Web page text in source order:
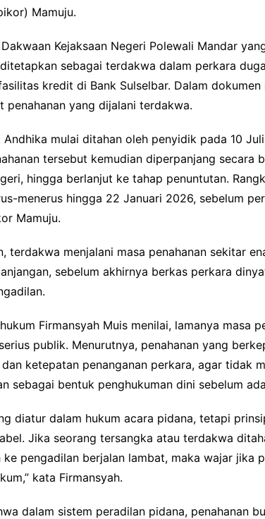
Mamuju.
Kejaksaan Negeri Polewali Mandar
sebagai terdakwa dalam perkara
kredit di Bank Sulselbar. Dalam
penahanan yang dijalani terdakwa.
Andhika mulai ditahan oleh penyidik pada 10
tersebut kemudian diperpanjang secara
hingga berlanjut ke tahap penuntutan.
menerus hingga 22 Januari 2026, sebelum
Mamuju.
terdakwa menjalani masa penahanan sekitar
sebelum akhirnya berkas perkara
Firmansyah Muis menilai, lamanya masa
publik. Menurutnya, penahanan yang
ketepatan penanganan perkara, agar tidak
sebagai bentuk penghukuman dini sebelum
diatur dalam hukum acara pidana, tetapi
Jika seorang tersangka atau terdakwa
ke pengadilan berjalan lambat, maka wajar jika
kata Firmansyah.
dalam sistem peradilan pidana, penahanan